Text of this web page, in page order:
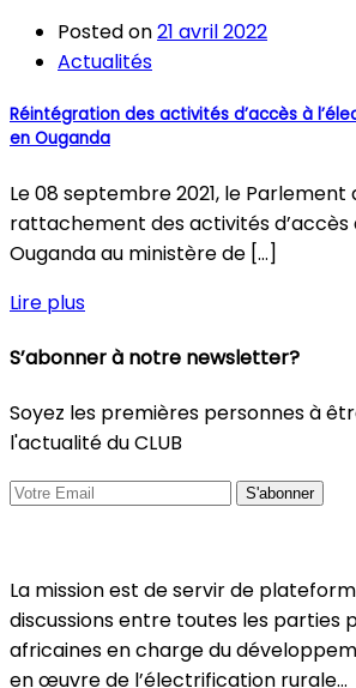
Posted on21 avril 2022
Actualités
Réintégration des activités d’accès à
en Ouganda
Le 08 septembre 2021, le Parlement
rattachement des activités d’accès
Ouganda au ministère de […]
Lire plus
S’abonner à notre newsletter?
Soyez les premières personnes à
l'actualité du CLUB
La mission est de servir de
discussions entre toutes les parties
africaines en charge du
en œuvre de l’électrification rurale…